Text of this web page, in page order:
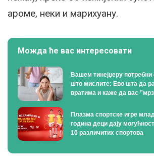
ароме, неки и марихуану.
Можда ће вас интересовати
Вашем тинејџеру
што мислите: Ево шта да
вратима и каже да вас
Плазма спортске игре
година деци дају
10 различитих спортова